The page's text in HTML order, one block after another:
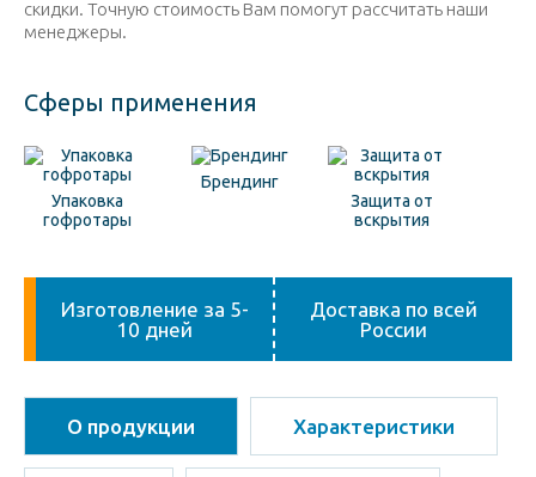
скидки. Точную стоимость Вам помогут рассчитать наши
менеджеры.
Сферы применения
Упаковка
гофротары
Брендинг
Защита от
вскрытия
Изготовление за 5-
10 дней
Доставка по всей
России
О продукции Характеристики